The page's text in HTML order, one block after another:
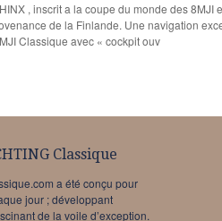
, inscrit a la coupe du monde des
de la Finlande. Une navigation
Classique avec « cockpit ouv
Classique
a été conçu pour
jour ; développant
de la voile d’exception.